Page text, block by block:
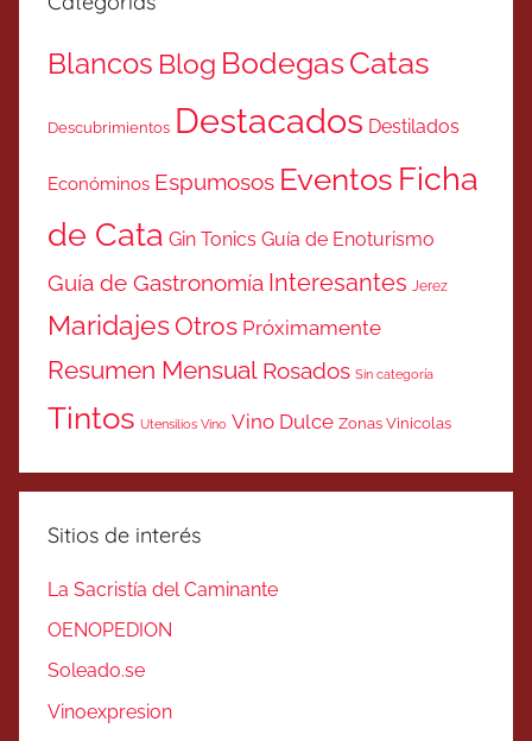
Blancos Blog BodegasCatas
Descubrimientos Destacados Destilados
Económinos Espumosos Eventos Ficha
de Cata Gin Tonics Guía de Enoturismo
Guía de Gastronomía Interesantes Jerez
MaridajesOtros Próximamente
Resumen Mensual Rosados Sin categoría
Tintos Utensilios Vino Vino Dulce Zonas Vinicolas
Sitios de interés
La Sacristía del Caminante
OENOPEDION
Soleado.se
Vinoexpresion